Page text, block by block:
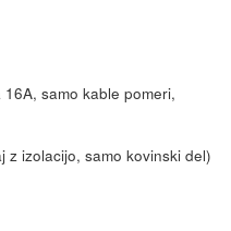
samo kable pomeri,
z izolacijo, samo kovinski del)